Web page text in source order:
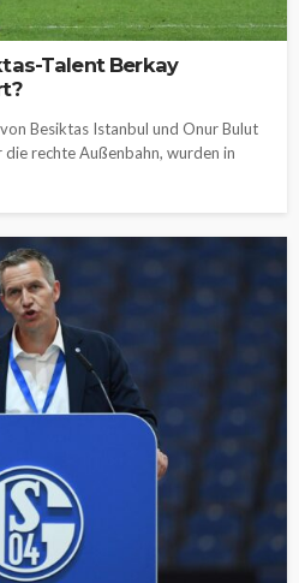
Talent Berkay
Besiktas Istanbul und Onur Bulut
rechte Außenbahn, wurden in